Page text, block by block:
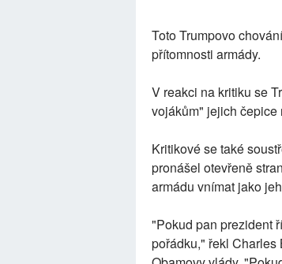
Toto Trumpovo
přítomnosti armády.
V reakci na kritiku se
vojákům" jejich čepice
Kritikové se také
pronášel otevřeně
armádu vnímat jako
"Pokud pan prezident
pořádku," řekl Charles